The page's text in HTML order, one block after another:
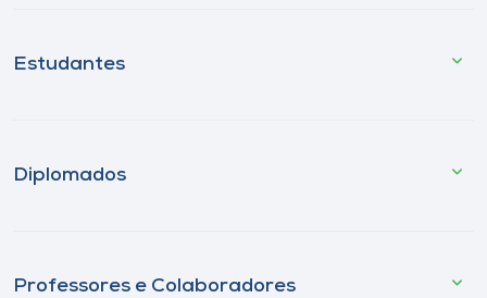
Estudantes
Diplomados
Professores e Colaboradores